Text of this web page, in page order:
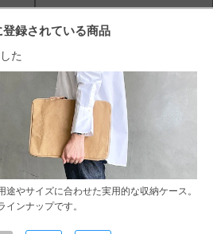
登録されている商品
た
途やサイズに合わせた実用的な収納ケース。
ンナップです。